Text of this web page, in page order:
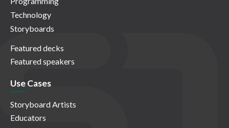
Technology
Storyboards
Featured decks
Featured speakers
Use Cases
Storyboard Artists
Educators